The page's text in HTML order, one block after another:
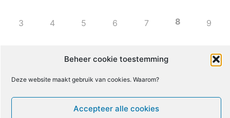
Beheer cookie toestemming
Deze website maakt gebruik van cookies. Waarom?
Accepteer alle cookies
3 4 5 6 7 8 9
13 16